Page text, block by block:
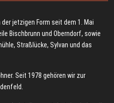
jetzigen Form seit dem 1. Mai
Bischbrunn und Oberndorf, sowie
Straßlücke, Sylvan und das
Seit 1978 gehören wir zur